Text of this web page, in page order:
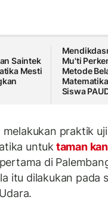
Saintek
Mesti
Mu'ti
Metode
Siswa
praktik
untuk taman
di
itu dilakukan pada